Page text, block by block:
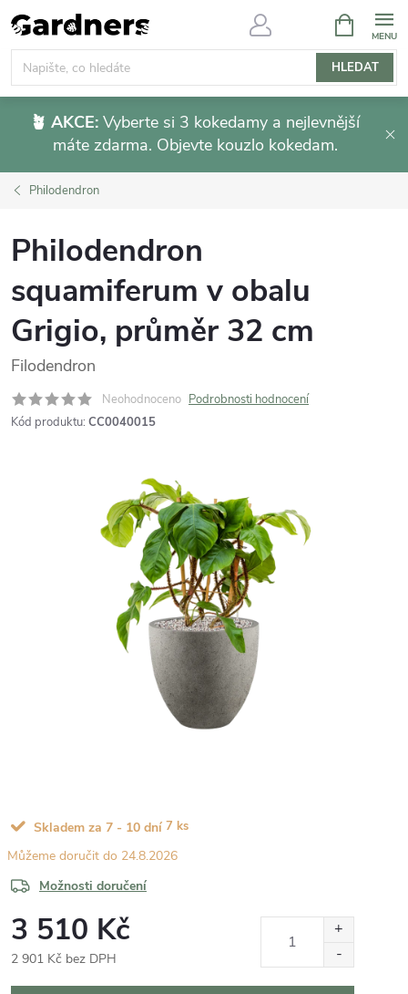
Přejít
na
obsah
HLEDAT
NÁKUPNÍ
KOŠÍK
🪴 AKCE: Vyberte si 3 kokedamy a nejlevnější
máte zdarma. Objevte kouzlo kokedam.
Philodendron
Philodendron
squamiferum v obalu
Grigio, průměr 32 cm
Filodendron
Neohodnoceno Podrobnosti hodnocení
Kód produktu: CC0040015
Skladem za 7 - 10 dní 7 ks
24.8.2026
Možnosti doručení
3 510 Kč
2 901 Kč bez DPH